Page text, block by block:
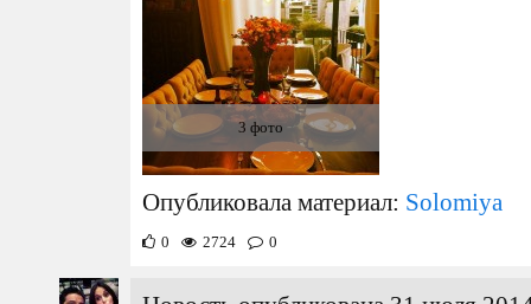
3 фото
Опубликовала материал: Solomiya
0 2724 0